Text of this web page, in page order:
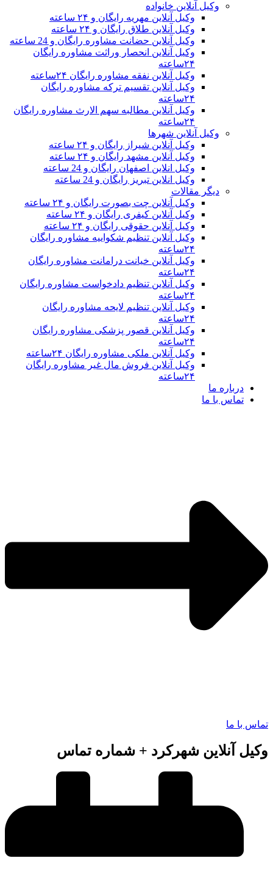
وکیل آنلاین خانواده
وکیل آنلاین مهریه رایگان و ۲۴ ساعته
وکیل آنلاین طلاق رایگان و ۲۴ ساعته
وکیل آنلاین حضانت مشاوره رایگان و 24 ساعته
وکیل آنلاین انحصار وراثت مشاوره رایگان
وکیل آنلاین نفقه مشاوره رایگان ۲۴ساعته
وکیل آنلاین تقسیم ترکه مشاوره رایگان
وکیل آنلاین مطالبه سهم الارث مشاوره رایگان
وکیل آنلاین شهرها
وکیل آنلاین شیراز رایگان و ۲۴ ساعته
وکیل آنلاین مشهد رایگان و ۲۴ ساعته
وکیل انلاین اصفهان رایگان و 24 ساعته
وکیل انلاین تبریز رایگان و 24 ساعته
دیگر مقالات
وکیل آنلاین چت بصورت رایگان و ۲۴ ساعته
وکیل آنلاین کیفری رایگان و ۲۴ ساعته
وکیل آنلاین حقوقی رایگان و ۲۴ ساعته
وکیل آنلاین تنظیم شکواییه مشاوره رایگان
وکیل آنلاین خیانت درامانت مشاوره رایگان
وکیل آنلاین تنظیم دادخواست مشاوره رایگان
وکیل آنلاین تنظیم لایحه مشاوره رایگان
وکیل آنلاین قصور پزشکی مشاوره رایگان
وکیل آنلاین ملکی مشاوره رایگان ۲۴ساعته
وکیل آنلاین فروش مال غیر مشاوره رایگان
درباره ما
تماس با ما
با ما
آنلاین شهرکرد + شماره تماس